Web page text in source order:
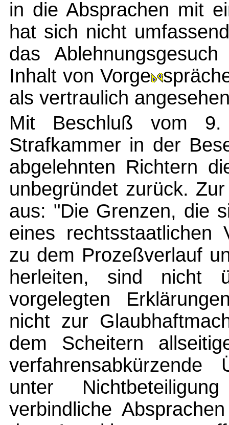
in die Absprachen mit
hat sich nicht
das
Inhalt von Vorge
als vertraulich
Mit Beschluß vom
Strafkammer in der
abgelehnten Richtern
unbegründet zurück.
aus: "Die Grenzen, die
eines rechtsstaatlichen
zu dem Prozeßverlauf
herleiten, sind nicht
vorgelegten
nicht zur
dem Scheitern
unter
verbindliche